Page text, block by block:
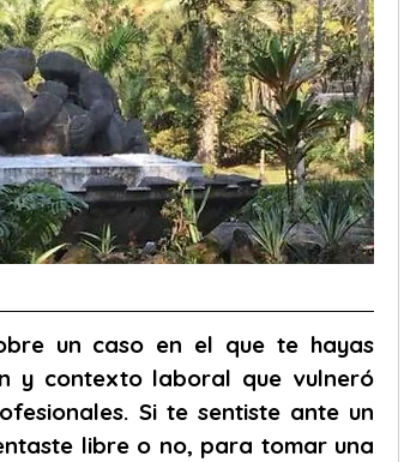
un caso en el que te hayas
y contexto laboral que vulneró
Si te sentiste ante un
libre o no, para tomar una